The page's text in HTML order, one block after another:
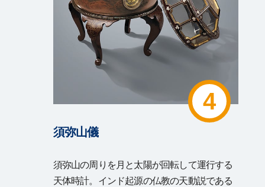
4
須弥山儀
須弥山の周りを月と太陽が回転して運行する
天体時計。インド起源の仏教の天動説である